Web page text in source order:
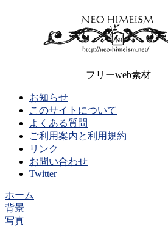
フリーweb素材
お知らせ
このサイトについて
よくある質問
ご利用案内と利用規約
リンク
お問い合わせ
Twitter
ホーム
背景
写真